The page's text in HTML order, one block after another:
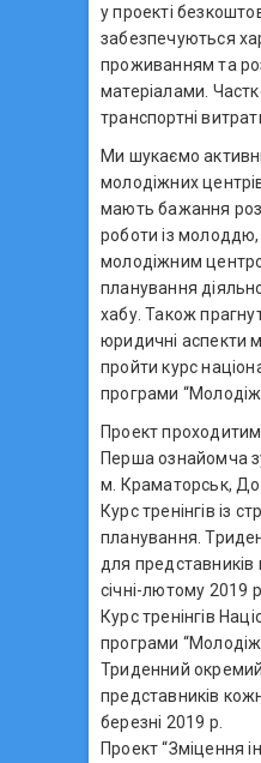
у проекті
забезпечуються
проживанням та
матеріалами.
транспортні
Ми шукаємо
молодіжних
мають бажання
роботи із молоддю,
молодіжним
планування
хабу. Також
юридичні аспекти
пройти курс
програми
Проект
Перша ознайомча
м. Краматорськ,
Курс тренінгів із
планування.
для представників
січні-лютому 2019 р.
Курс тренінгів
програми
Триденний
представників
березні 2019 р.
Проект “Зміцення